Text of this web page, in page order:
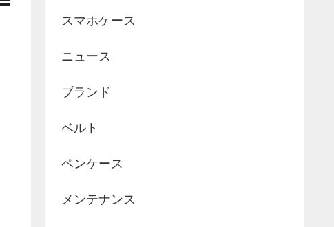
スマホケース
ニュース
ブランド
ベルト
ペンケース
メンテナンス